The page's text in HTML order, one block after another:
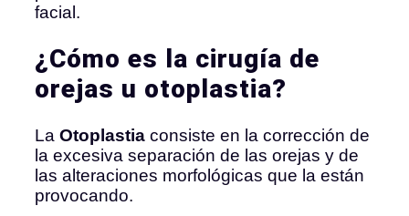
facial.
¿Cómo es la cirugía de
orejas u otoplastia?
La Otoplastia consiste en la corrección de
la excesiva separación de las orejas y de
las alteraciones morfológicas que la están
provocando.